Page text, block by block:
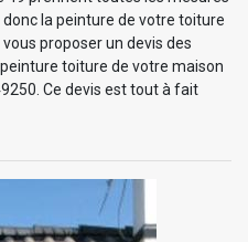
la peinture de votre toiture
proposer un devis des
toiture de votre maison
Ce devis est tout à fait